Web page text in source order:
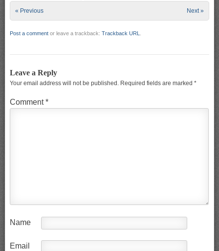
« Previous Next »
Post a comment or leave a trackback: Trackback URL
Leave a Reply
Your email address will not be published. Required fields are marked *
Comment*
Name
Email